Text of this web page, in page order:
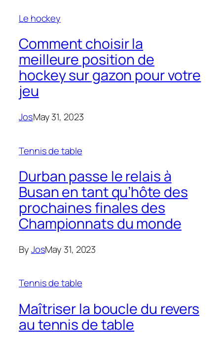
Le hockey
Comment choisir la
meilleure position de
hockey sur gazon pour votre
jeu
JosMay 31, 2023
Tennis de table
Durban passe le relais à
Busan en tant qu’hôte des
prochaines finales des
Championnats du monde
ByJosMay 31, 2023
Tennis de table
Maîtriser la boucle du revers
au tennis de table